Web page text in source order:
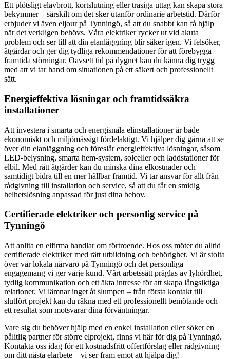
Ett plötsligt elavbrott, kortslutning eller trasiga uttag kan skapa stora
bekymmer – särskilt om det sker utanför ordinarie arbetstid. Därför
erbjuder vi även eljour på Tynningö, så att du snabbt kan få hjälp
när det verkligen behövs. Våra elektriker rycker ut vid akuta
problem och ser till att din elanläggning blir säker igen. Vi felsöker,
åtgärdar och ger dig tydliga rekommendationer för att förebygga
framtida störningar. Oavsett tid på dygnet kan du känna dig trygg
med att vi tar hand om situationen på ett säkert och professionellt
sätt.
Energieffektiva lösningar och framtidssäkra
installationer
Att investera i smarta och energisnåla elinstallationer är både
ekonomiskt och miljömässigt fördelaktigt. Vi hjälper dig gärna att se
över din elanläggning och föreslår energieffektiva lösningar, såsom
LED-belysning, smarta hem-system, solceller och laddstationer för
elbil. Med rätt åtgärder kan du minska dina elkostnader och
samtidigt bidra till en mer hållbar framtid. Vi tar ansvar för allt från
rådgivning till installation och service, så att du får en smidig
helhetslösning anpassad för just dina behov.
Certifierade elektriker och personlig service på
Tynningö
Att anlita en elfirma handlar om förtroende. Hos oss möter du alltid
certifierade elektriker med rätt utbildning och behörighet. Vi är stolta
över vår lokala närvaro på Tynningö och det personliga
engagemang vi ger varje kund. Vårt arbetssätt präglas av lyhördhet,
tydlig kommunikation och ett äkta intresse för att skapa långsiktiga
relationer. Vi lämnar inget åt slumpen – från första kontakt till
slutfört projekt kan du räkna med ett professionellt bemötande och
ett resultat som motsvarar dina förväntningar.
Vare sig du behöver hjälp med en enkel installation eller söker en
pålitlig partner för större elprojekt, finns vi här för dig på Tynningö.
Kontakta oss idag för ett kostnadsfritt offertförslag eller rådgivning
om ditt nästa elarbete – vi ser fram emot att hjälpa dig!